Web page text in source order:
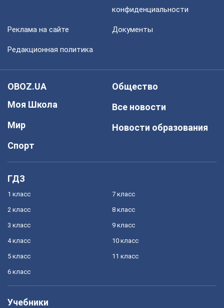
конфиденциальности
Реклама на сайте Документы
Редакционная политика
OBOZ.UA
Моя Школа
Мир
Спорт
Общество
Все новости
Новости образования
ГДЗ
1 класс
2 класс
3 класс
4 класс
5 класс
6 класс
7 класс
8 класс
9 класс
10 класс
11 класс
Учебники